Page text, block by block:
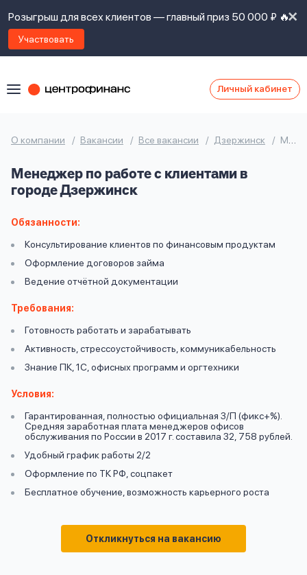
Розыгрыш для всех клиентов — главный приз 50 000 ₽ 🔥
Участвовать
Личный кабинет
О компании Вакансии Все вакансии Дзержинск Менеджер по работе с клиентами
Менеджер по работе с клиентами в
городе Дзержинск
Обязанности:
Консультирование клиентов по финансовым продуктам
Оформление договоров займа
Ведение отчётной документации
Требования:
Готовность работать и зарабатывать
Активность, стрессоустойчивость, коммуникабельность
Знание ПК, 1С, офисных программ и оргтехники
Условия:
Гарантированная, полностью официальная З/П (фикс+%).
Средняя заработная плата менеджеров офисов
обслуживания по России в 2017 г. составила 32, 758 рублей.
Удобный график работы 2/2
Оформление по ТК РФ, соцпакет
Бесплатное обучение, возможность карьерного роста
Откликнуться на вакансию
Оформить заявку
контакты
Задать
вопрос
Ответы
на
вопросы
Ок
Ок
Я
правилами
предоставления
политикой
даю
согласие